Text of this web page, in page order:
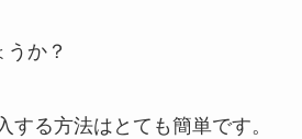
か？
する方法はとても簡単です。